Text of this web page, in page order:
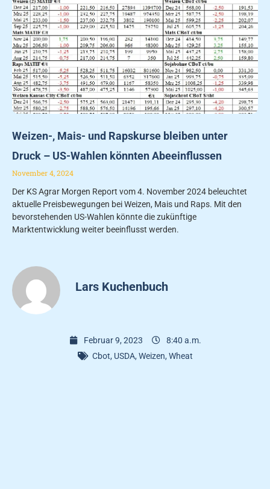
Weizen-, Mais- und Rapskurse bleiben unter
Druck – US-Wahlen könnten Abeeinflussen
November 4, 2024
Der KS Agrar Morgen Report vom 4. November 2024 beleuchtet
aktuelle Preisbewegungen bei Weizen, Mais und Raps. Mit den
bevorstehenden US-Wahlen könnte die zukünftige
Marktentwicklung weiter beeinflusst werden.
Lars Kuchenbuch
Februar 9, 2023
8:40 a.m.
Cbot, USDA, Weizen, Wheat